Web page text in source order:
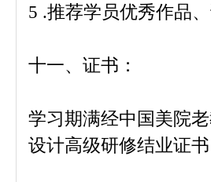
5 .推荐学员优秀作品
十一、证书：
学习期满经中国美院
设计高级研修结业证